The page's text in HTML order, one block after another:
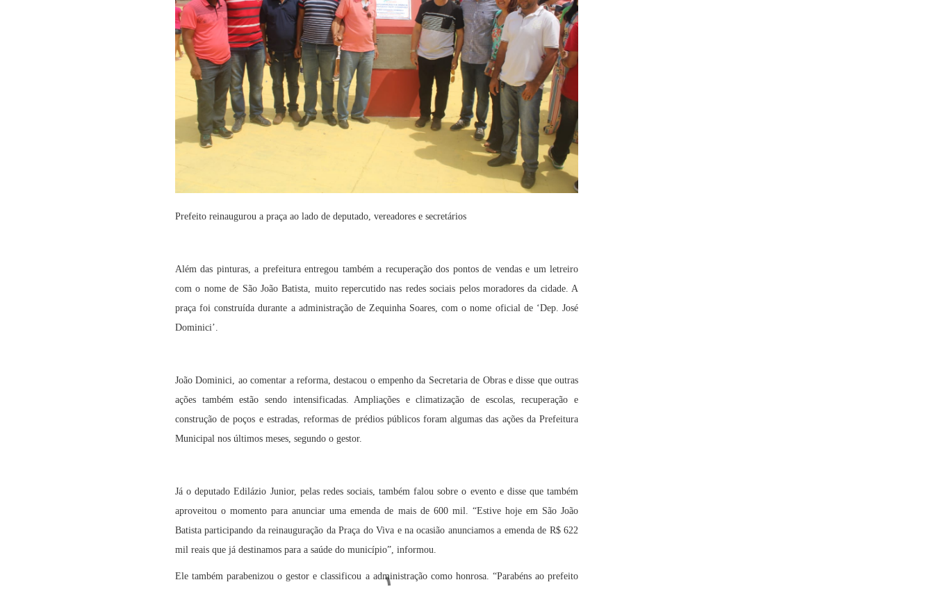
Prefeito reinaugurou a praça ao lado de deputado, vereadores e secretários
Além das pinturas, a prefeitura entregou também a recuperação dos pontos de vendas e um letreiro
com o nome de São João Batista, muito repercutido nas redes sociais pelos moradores da cidade. A
praça foi construída durante a administração de Zequinha Soares, com o nome oficial de ‘Dep. José
Dominici’.
João Dominici, ao comentar a reforma, destacou o empenho da Secretaria de Obras e disse que outras
ações também estão sendo intensificadas. Ampliações e climatização de escolas, recuperação e
construção de poços e estradas, reformas de prédios públicos foram algumas das ações da Prefeitura
Municipal nos últimos meses, segundo o gestor.
Já o deputado Edilázio Junior, pelas redes sociais, também falou sobre o evento e disse que também
aproveitou o momento para anunciar uma emenda de mais de 600 mil. “Estive hoje em São João
Batista participando da reinauguração da Praça do Viva e na ocasião anunciamos a emenda de R$ 622
mil reais que já destinamos para a saúde do município”, informou.
Ele também parabenizou o gestor e classificou a administração como honrosa. “Parabéns ao prefeito